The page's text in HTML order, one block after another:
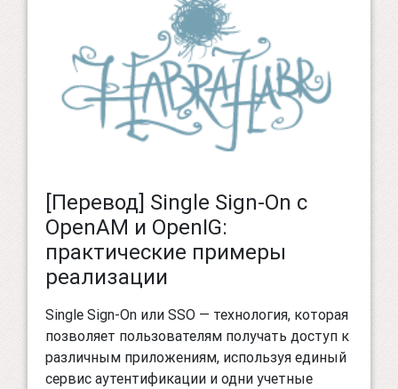
[Перевод] Single Sign-On c
OpenAM и OpenIG:
практические примеры
реализации
Single Sign-On или SSO — технология, которая
позволяет пользователям получать доступ к
различным приложениям, используя единый
сервис аутентификации и одни учетные